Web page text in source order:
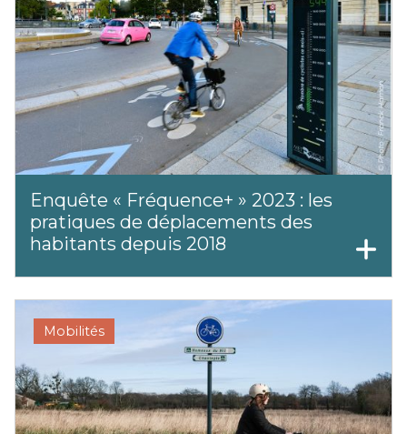
Enquête « Fréquence+ » 2023 : les
pratiques de déplacements des
habitants depuis 2018
Mobilités